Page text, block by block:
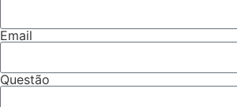
Email
Questão